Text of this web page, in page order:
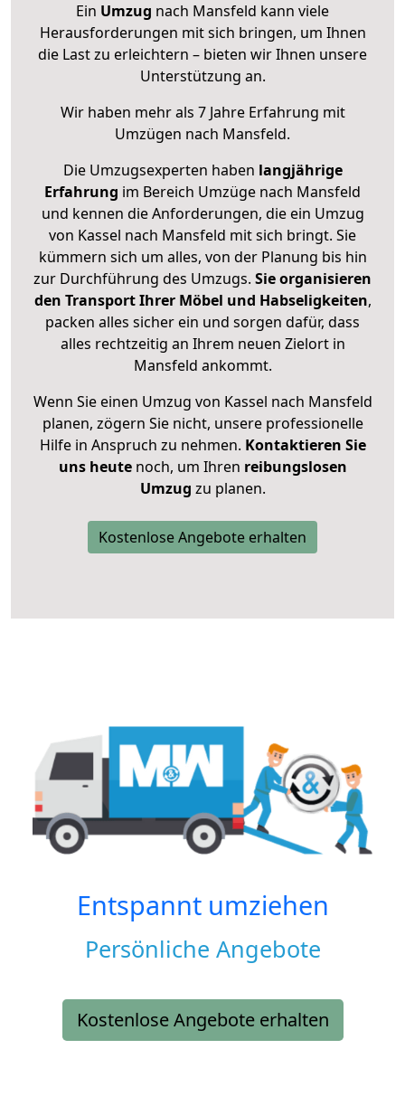
Ein Umzug nach Mansfeld kann viele
Herausforderungen mit sich bringen, um Ihnen
die Last zu erleichtern – bieten wir Ihnen unsere
Unterstützung an.
Wir haben mehr als 7 Jahre Erfahrung mit
Umzügen nach Mansfeld.
Die Umzugsexperten haben langjährige
Erfahrung im Bereich Umzüge nach Mansfeld
und kennen die Anforderungen, die ein Umzug
von Kassel nach Mansfeld mit sich bringt. Sie
kümmern sich um alles, von der Planung bis hin
zur Durchführung des Umzugs. Sie organisieren
den Transport Ihrer Möbel und Habseligkeiten,
packen alles sicher ein und sorgen dafür, dass
alles rechtzeitig an Ihrem neuen Zielort in
Mansfeld ankommt.
Wenn Sie einen Umzug von Kassel nach Mansfeld
planen, zögern Sie nicht, unsere professionelle
Hilfe in Anspruch zu nehmen. Kontaktieren Sie
uns heutenoch, um Ihren reibungslosen
Umzug zu planen.
Kostenlose Angebote erhalten
Entspannt umziehen
Persönliche Angebote
Kostenlose Angebote erhalten